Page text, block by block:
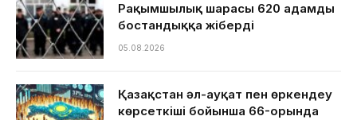
Рақымшылық шарасы 620 адамды
бостандыққа жіберді
05.08.2026
Қазақстан әл-ауқат пен өркендеу
көрсеткіші бойынша 66-орында